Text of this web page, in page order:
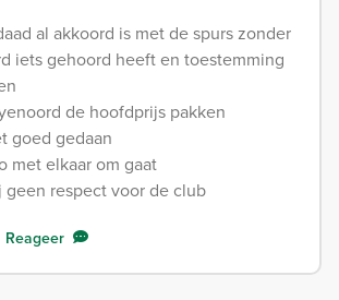
al akkoord is met de spurs zonder
iets gehoord heeft en toestemming
de hoofdprijs pakken
goed gedaan
met elkaar om gaat
geen respect voor de club
Reageer